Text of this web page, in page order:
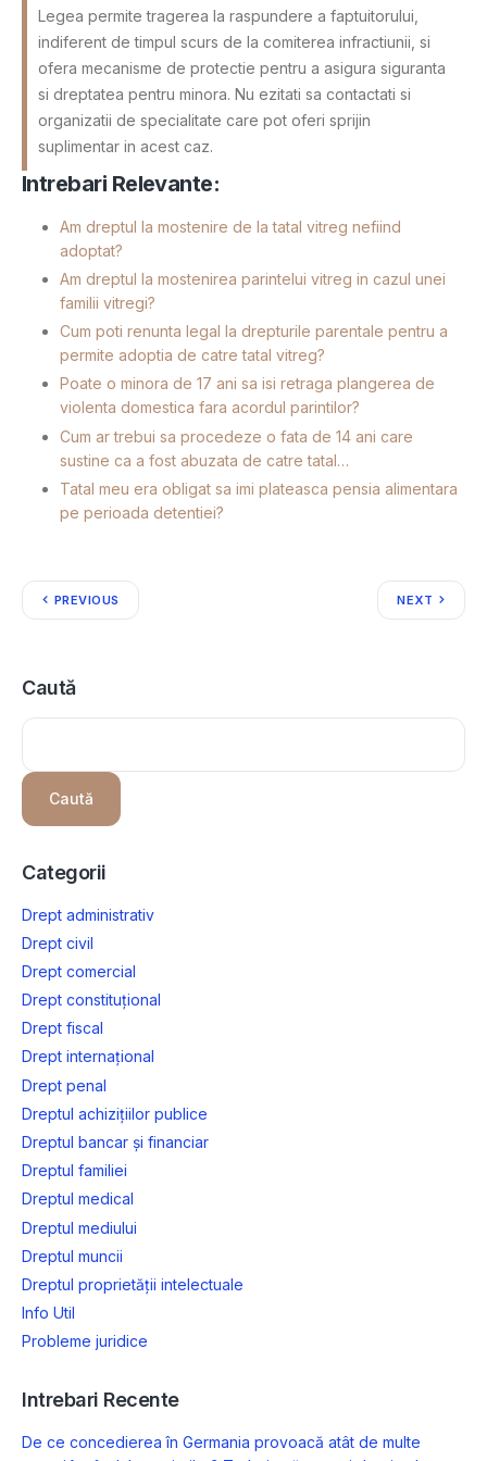
Legea permite tragerea la raspundere a faptuitorului,
indiferent de timpul scurs de la comiterea infractiunii, si
ofera mecanisme de protectie pentru a asigura siguranta
si dreptatea pentru minora. Nu ezitati sa contactati si
organizatii de specialitate care pot oferi sprijin
suplimentar in acest caz.
Intrebari Relevante:
Am dreptul la mostenire de la tatal vitreg nefiind
adoptat?
Am dreptul la mostenirea parintelui vitreg in cazul unei
familii vitregi?
Cum poti renunta legal la drepturile parentale pentru a
permite adoptia de catre tatal vitreg?
Poate o minora de 17 ani sa isi retraga plangerea de
violenta domestica fara acordul parintilor?
Cum ar trebui sa procedeze o fata de 14 ani care
sustine ca a fost abuzata de catre tatal…
Tatal meu era obligat sa imi plateasca pensia alimentara
pe perioada detentiei?
PREVIOUS NEXT
Caută
Caută
Categorii
Drept administrativ
Drept civil
Drept comercial
Drept constituțional
Drept fiscal
Drept internațional
Drept penal
Dreptul achizițiilor publice
Dreptul bancar și financiar
Dreptul familiei
Dreptul medical
Dreptul mediului
Dreptul muncii
Dreptul proprietății intelectuale
Info Util
Probleme juridice
Intrebari Recente
De ce concedierea în Germania provoacă atât de multe